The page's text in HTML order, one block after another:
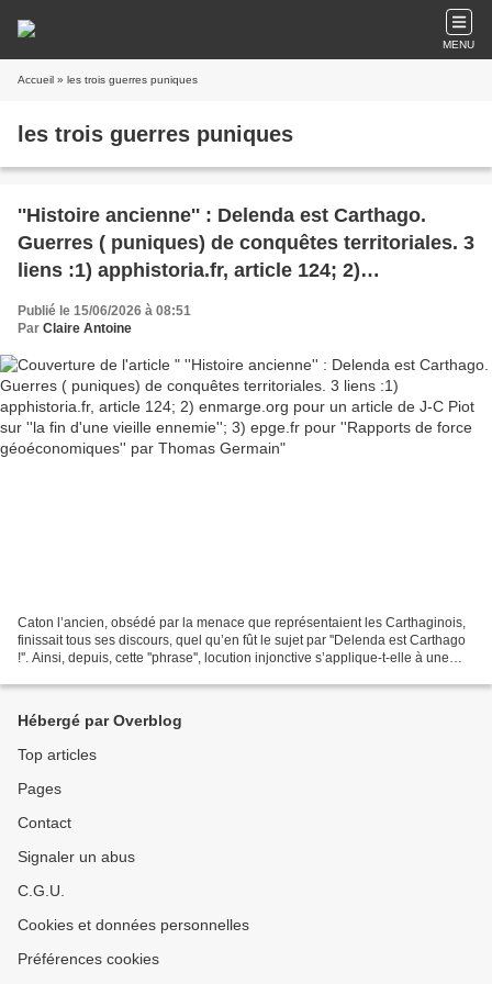
MENU
Accueil » les trois guerres puniques
les trois guerres puniques
''Histoire ancienne'' : Delenda est Carthago.
Guerres ( puniques) de conquêtes territoriales. 3
liens :1) apphistoria.fr, article 124; 2)
enmarge.org pour un article de J-C Piot sur ''la
fin d'une vieille ennemie''; 3) epge.fr pour
Thomas Germain
Publié le 15/06/2026 à 08:51
Par Claire Antoine
Caton l’ancien, obsédé par la menace que représentaient les Carthaginois,
finissait tous ses discours, quel qu’en fût le sujet par ''Delenda est Carthago
!''. Ainsi, depuis, cette ''phrase'', locution injonctive s’applique-t-elle à une
Hébergé par Overblog
Top articles
Pages
Contact
Signaler un abus
C.G.U.
Cookies et données personnelles
Préférences cookies